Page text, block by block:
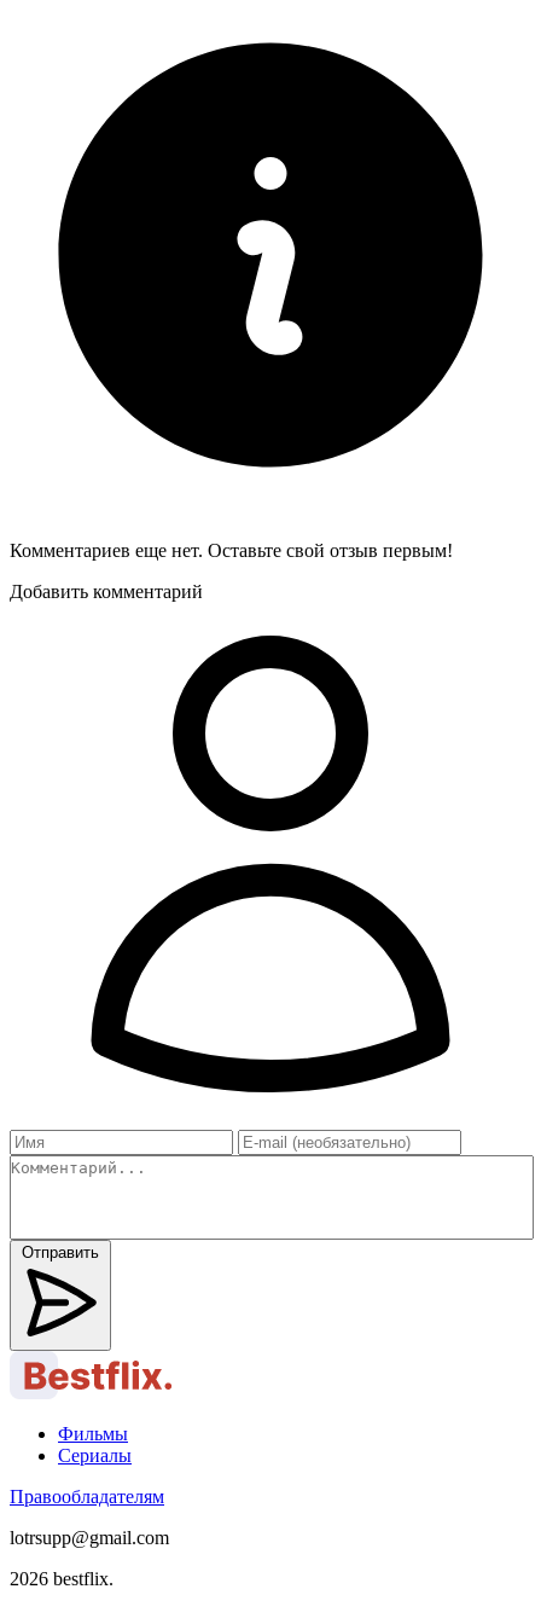
Комментариев еще нет. Оставьте свой отзыв первым!
Добавить комментарий
Отправить
Фильмы
Сериалы
Правообладателям
lotrsupp@gmail.com
2026 bestflix.